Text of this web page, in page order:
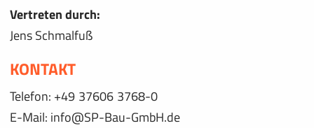
Vertreten durch:
Jens Schmalfuß
KONTAKT
Telefon: +49 37606 3768-0
E-Mail: info@SP-Bau-GmbH.de